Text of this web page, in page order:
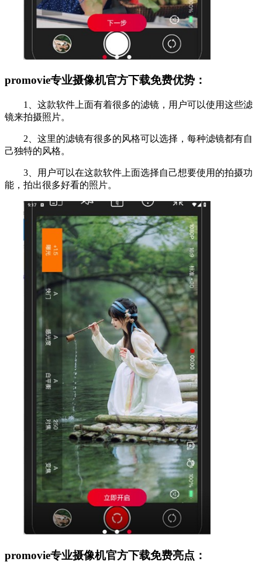
promovie专业摄像机官方下载免费优势：
1、这款软件上面有着很多的滤镜，用户可以使用这些滤
镜来拍摄照片。
2、这里的滤镜有很多的风格可以选择，每种滤镜都有自
己独特的风格。
3、用户可以在这款软件上面选择自己想要使用的拍摄功
能，拍出很多好看的照片。
promovie专业摄像机官方下载免费亮点：